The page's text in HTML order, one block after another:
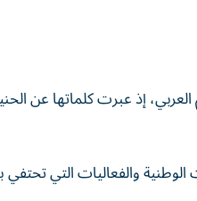
كبيراً في العالم العربي، إذ عبرت
والفعاليات التي تحتفي